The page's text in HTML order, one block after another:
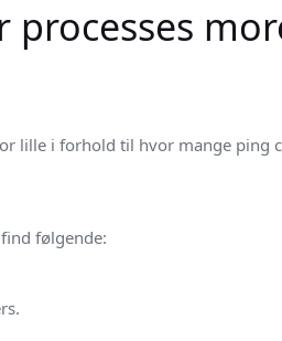
lille i forhold til hvor mange ping
følgende: